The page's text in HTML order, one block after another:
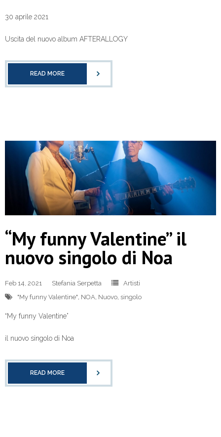
30 aprile 2021
Uscita del nuovo album AFTERALLOGY
READ MORE
“My funny Valentine” il
nuovo singolo di Noa
Feb 14, 2021 Stefania Serpetta
Artisti
"My funny Valentine" NOA Nuovo singolo
“My funny Valentine”
il nuovo singolo di Noa
READ MORE